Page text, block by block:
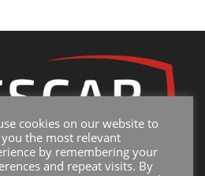
|Poltica de
cookies on our website to
you the most relevant
by remembering your
and repeat visits. By